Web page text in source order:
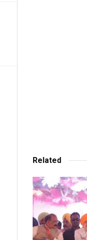
Related